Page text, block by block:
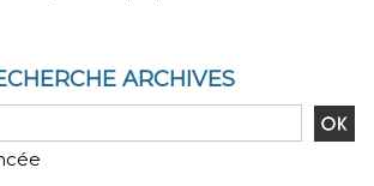
ARCHIVES